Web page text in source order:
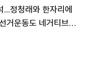
정청래와 한자리에
정청래 "국민의힘 윤어게인 공천에 선거운동도 네거티브로 도배"